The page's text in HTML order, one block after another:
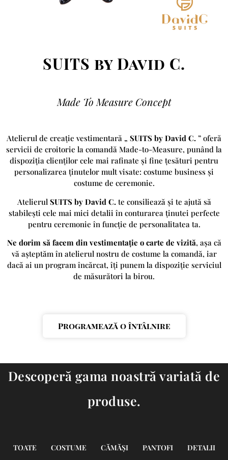
SUITS by David C.
Made To Measure Concept
Atelierul de creație vestimentară „ SUITS by David C. ” oferă
servicii de croitorie la comandă Made-to-Measure, punând la
dispoziția clienților cele mai rafinate și fine țesături pentru
personalizarea ținutelor mult visate: costume business și
costume de ceremonie.
Atelierul SUITS by David C.te consiliează și te ajută să
stabilești cele mai mici detalii în conturarea ținutei perfecte
pentru ceremonie în funcție de personalitatea ta.
Ne dorim să facem din vestimentație o carte de vizită, așa că
vă așteptăm în atelierul nostru de costume la comandă, iar
dacă ai un program încărcat, îți punem la dispoziție serviciul
de măsurători la birou.
Programează o întâlnire
Descoperă gama noastră variată de
produse.
TOATE COSTUME CĂMĂȘI PANTOFI
DETALII